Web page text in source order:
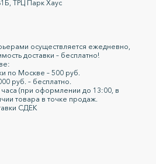
ТРЦ Парк Хаус
осуществляется ежедневно,
доставки – бесплатно!
по Москве – 500 руб.
руб. – бесплатно.
(при оформлении до 13:00, в
товара в точке продаж.
СДЕК